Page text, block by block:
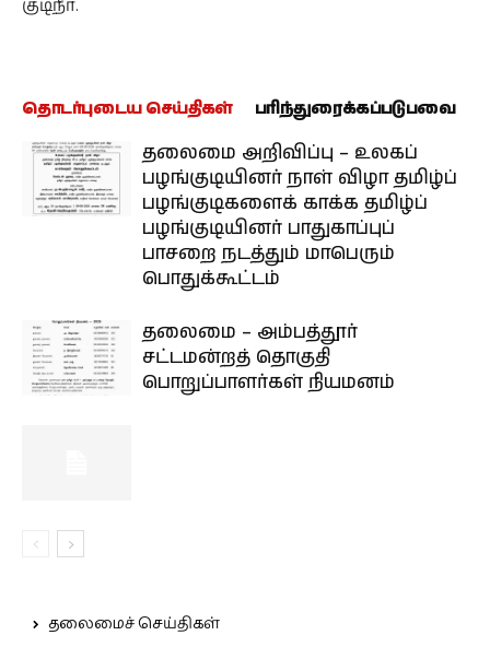
குடிநீர்.
தொடர்புடைய செய்திகள் பரிந்துரைக்கப்படுபவை
தலைமை அறிவிப்பு – உலகப்
பழங்குடியினர் நாள் விழா தமிழ்ப்
பழங்குடிகளைக் காக்க தமிழ்ப்
பழங்குடியினர் பாதுகாப்புப்
பாசறை நடத்தும் மாபெரும்
பொதுக்கூட்டம்
தலைமை – அம்பத்தூர்
சட்டமன்றத் தொகுதி
பொறுப்பாளர்கள் நியமனம்
தலைமைச் செய்திகள்